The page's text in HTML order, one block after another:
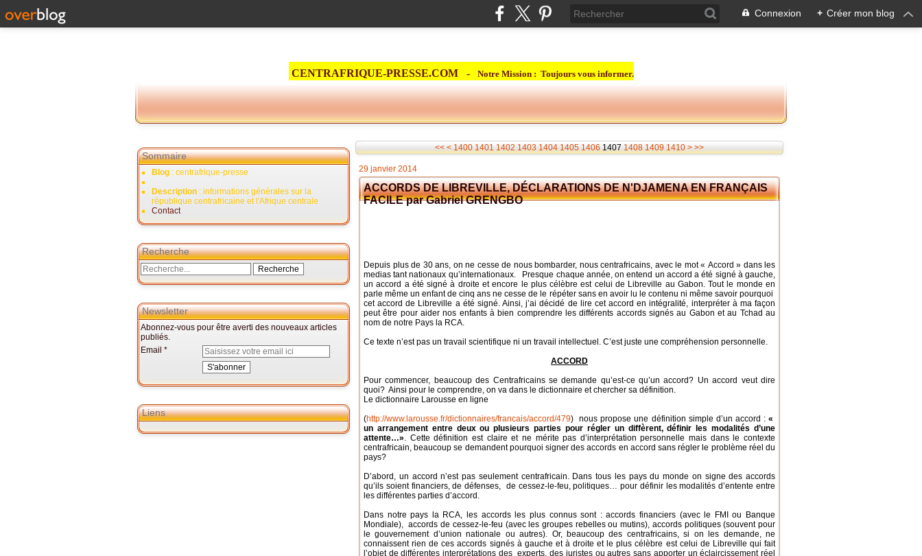
Connexion + Créer mon blog
CENTRAFRIQUE-PRESSE.COM - Notre Mission : Toujours vous informer.
Sommaire
Blog : centrafrique-presse
Description : informations générales sur la
république centrafricaine et l'Afrique centrale
Contact
Recherche
Newsletter
Abonnez-vous pour être averti des nouveaux articles
publiés.
Email
Liens
<< < 1400 1401 1402 1403 1404 1405 1406 1407 1408 1409 14101420
1430
1440
1450
1460
1470
1480
1490
1500
1600
1700
1800
1900
2000
2100
2200
2300
2400
2500
> >>
29 janvier 2014
ACCORDS DE LIBREVILLE, DÉCLARATIONS DE N'DJAMENA EN FRANÇAIS
FACILE par Gabriel GRENGBO
Depuis plus de 30 ans, on ne cesse de nous bombarder, nous centrafricains, avec le mot « Accord » dans les
medias tant nationaux qu’internationaux. Presque chaque année, on entend un accord a été signé à gauche,
un accord a été signé à droite et encore le plus célèbre est celui de Libreville au Gabon. Tout le monde en
parle même un enfant de cinq ans ne cesse de le répéter sans en avoir lu le contenu ni même savoir pourquoi
cet accord de Libreville a été signé. Ainsi, j’ai décidé de lire cet accord en intégralité, interpréter à ma façon
peut être pour aider nos enfants à bien comprendre les différents accords signés au Gabon et au Tchad au
nom de notre Pays la RCA.
Ce texte n’est pas un travail scientifique ni un travail intellectuel. C’est juste une compréhension personnelle.
ACCORD
Pour commencer, beaucoup des Centrafricains se demande qu’est-ce qu’un accord? Un accord veut dire
quoi? Ainsi pour le comprendre, on va dans le dictionnaire et chercher sa définition.
Le dictionnaire Larousse en ligne
(http://www.larousse.fr/dictionnaires/francais/accord/479) nous propose une définition simple d’un accord : «
un arrangement entre deux ou plusieurs parties pour régler un diffèrent, définir les modalités d’une
attente…». Cette définition est claire et ne mérite pas d’interprétation personnelle mais dans le contexte
centrafricain, beaucoup se demandent pourquoi signer des accords en accord sans régler le problème réel du
pays?
D’abord, un accord n’est pas seulement centrafricain. Dans tous les pays du monde on signe des accords
qu’ils soient financiers, de défenses, de cessez-le-feu, politiques… pour définir les modalités d’entente entre
les différentes parties d’accord.
Dans notre pays la RCA, les accords les plus connus sont : accords financiers (avec le FMI ou Banque
Mondiale), accords de cessez-le-feu (avec les groupes rebelles ou mutins), accords politiques (souvent pour
le gouvernement d’union nationale ou autres). Or, beaucoup des centrafricains, si on les demande, ne
connaissent rien de ces accords signés à gauche et à droite et le plus célèbre est celui de Libreville qui fait
l’objet de différentes interprétations des experts, des juristes ou autres sans apporter un éclaircissement réel